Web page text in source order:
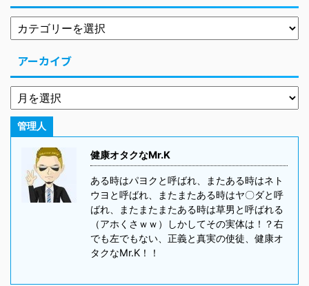
アーカイブ
管理人
健康オタクなMr.K
ある時はパヨクと呼ばれ、またある時はネト
ウヨと呼ばれ、またまたある時はヤ〇ダと呼
ばれ、またまたまたある時は草男と呼ばれる
（アホくさｗｗ）しかしてその実体は！？右
でも左でもない、正義と真実の使徒、健康オ
タクなMr.K！！